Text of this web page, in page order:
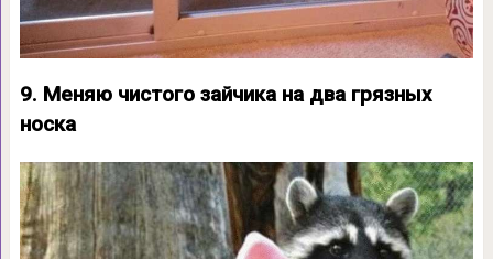
9. Меняю чистого зайчика на два грязных
носка